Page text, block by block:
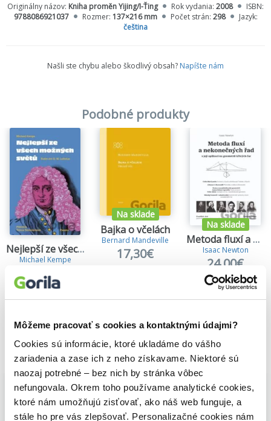
Môžeme pracovať s cookies a kontaktnými údajmi?
Cookies sú informácie, ktoré ukladáme do vášho
zariadenia a zase ich z neho získavame. Niektoré sú
naozaj potrebné – bez nich by stránka vôbec
nefungovala. Okrem toho používame analytické cookies,
ktoré nám umožňujú zisťovať, ako náš web funguje, a
stále ho pre vás zlepšovať. Personalizačné cookies nám
Originálny názov: Kniha proměn Yijing/I-Ťing Rok vydania: 2008
ISBN:
9788086921037
Rozmer: 137×216 mm Počet strán: 298
Jazyk:
čeština
Našli ste chybu alebo škodlivý obsah? Napíšte nám
Podobné produkty
Nejlepší ze všech možných světů
Michael Kempe
17,50€
Na sklade
Bajka o včelách
Bernard Mandeville
17,30€
Na sklade
Metoda fluxí a nekonečných řad
Isaac Newton
24,00€
Vybrané pre teba